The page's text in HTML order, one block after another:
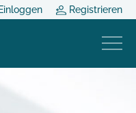
Einloggen Registrieren